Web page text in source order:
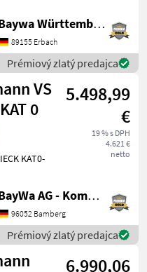
Straub
17352 für
zur
Baywa Württemberg
89155 Erbach
Prémiový zlatý predajca
VS
0
5.498,99
€
19 % s DPH
4.621 €
netto
KAT0-
VS15-
SATZ-
1, 50M
pluh
BayWa AG - Kommunal-Vertriebszentrum Franken
96052 Bamberg
Prémiový zlatý predajca
6.990,06